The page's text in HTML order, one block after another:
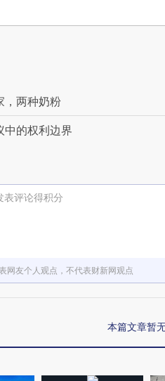
，两种奶粉
中的权利边界
表评论得积分
网友个人观点，不代表财新网观点
本篇文章暂